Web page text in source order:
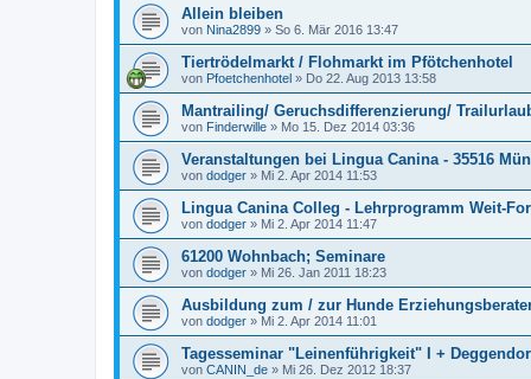
Allein bleiben
von Nina2899 » So 6. Mär 2016 13:47
Tiertrödelmarkt / Flohmarkt im Pfötchenhotel
von Pfoetchenhotel » Do 22. Aug 2013 13:58
Mantrailing/ Geruchsdifferenzierung/
von Finderwille » Mo 15. Dez 2014 03:36
Veranstaltungen bei Lingua Canina - 35516
von dodger » Mi 2. Apr 2014 11:53
Lingua Canina Colleg - Lehrprogramm Weit-
von dodger » Mi 2. Apr 2014 11:47
61200 Wohnbach; Seminare
von dodger » Mi 26. Jan 2011 18:23
Ausbildung zum / zur Hunde
von dodger » Mi 2. Apr 2014 11:01
Tagesseminar "Leinenführigkeit" I +
von CANIN_de » Mi 26. Dez 2012 18:37